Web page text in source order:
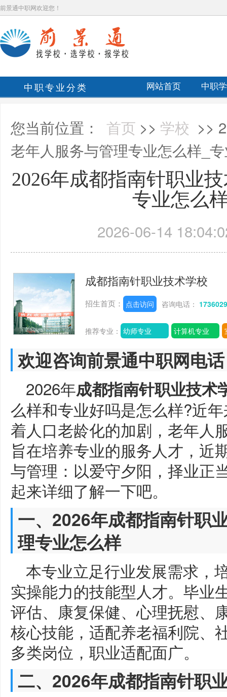
前景通中职网欢迎您！
中职专业分类 网站首页 中职
您当前位置： 首页 >> 学校 >>
老年人服务与管理专业怎么样_
​2026年成都指南针职业
专业怎么
2026-06-14
成都指南针职业技术学校
招生首页： 点击访问 咨询电话：
推荐专业： 幼师专业 计算机专业
欢迎咨询前景通中职网电
2026年成都指南针职业技术
么样和专业好吗是怎么样?近
着人口老龄化的加剧，老年人
旨在培养专业的服务人才，近
与管理：以爱守夕阳，择业正
起来详细了解一下吧。
一、2026年成都指南针职
理专业怎么样
本专业立足行业发展需求，
实操能力的技能型人才。毕业
评估、康复保健、心理抚慰、
核心技能，适配养老福利院、
多类岗位，职业适配面广。
二、2026年成都指南针职